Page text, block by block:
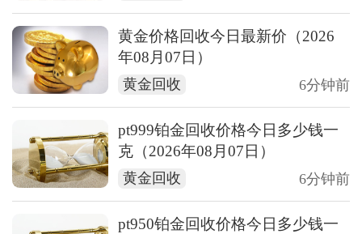
黄金价格回收今日最新价（2026
年08月07日）
黄金回收 6分钟前
pt999铂金回收价格今日多少钱一
克（2026年08月07日）
黄金回收 6分钟前
pt950铂金回收价格今日多少钱一